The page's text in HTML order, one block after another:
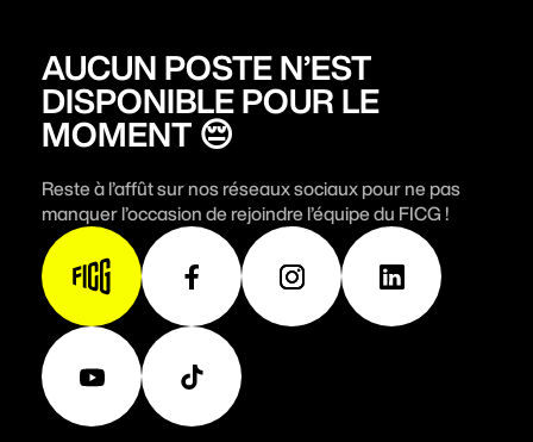
S'impliquer
Fondation FICG
Foire aux questions
AUCUN POSTE N’EST
DISPONIBLE POUR LE
MOMENT 😔
Reste à l’affût sur nos réseaux sociaux pour ne pas
manquer l’occasion de rejoindre l’équipe du FICG !